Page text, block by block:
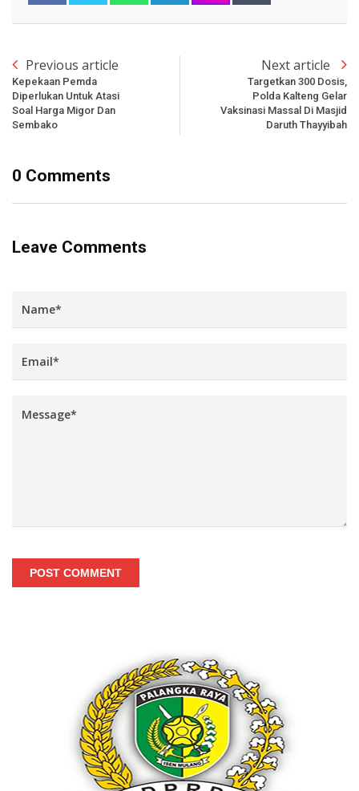
Previous article
Kepekaan Pemda
Diperlukan Untuk Atasi
Soal Harga Migor Dan
Sembako
Next article
Targetkan 300 Dosis,
Polda Kalteng Gelar
Vaksinasi Massal Di Masjid
Daruth Thayyibah
0 Comments
Leave Comments
POST COMMENT